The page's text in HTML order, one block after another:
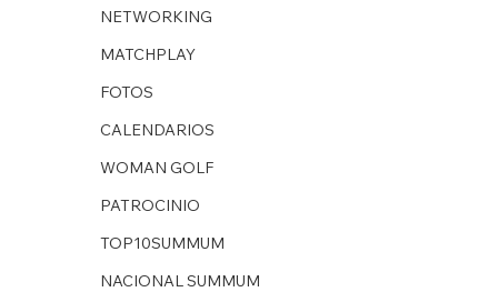
NETWORKING
MATCHPLAY
FOTOS
CALENDARIOS
WOMAN GOLF
PATROCINIO
TOP10SUMMUM
NACIONAL SUMMUM